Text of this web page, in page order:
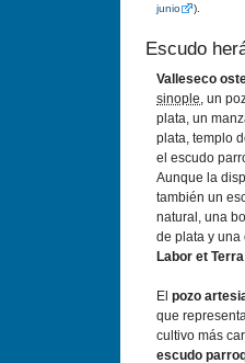
junio
).
Escudo
Valleseco
sinople, un
plata, un
plata, templo
el escudo
Aunque la
también un
natural, una
de plata y una
Labor et
El pozo
que
cultivo más
escudo